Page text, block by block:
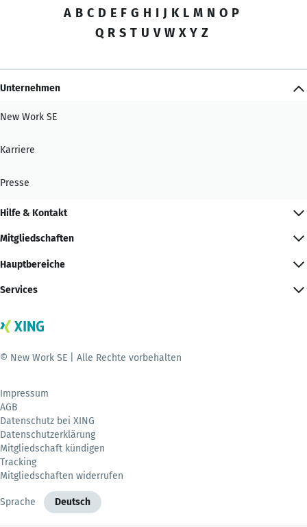
A B C D E F G H I J K L M N O P
Q R S T U V W X Y Z
Unternehmen
New Work SE
Karriere
Presse
Hilfe & Kontakt
Mitgliedschaften
Hauptbereiche
Services
© New Work SE | Alle Rechte vorbehalten
Impressum
AGB
Datenschutz bei XING
Datenschutzerklärung
Mitgliedschaft kündigen
Tracking
Mitgliedschaften widerrufen
Sprache Deutsch